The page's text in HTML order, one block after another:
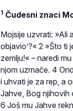
1 Čudesni znaci
Mojsije uzvrati: »Ali
objavio’?« 2 »Što ti
zemlju!« – naredi
njom uzmače. 4
i uhvati je za rep, a
Jahve, Bog
6 Još mu Jahve